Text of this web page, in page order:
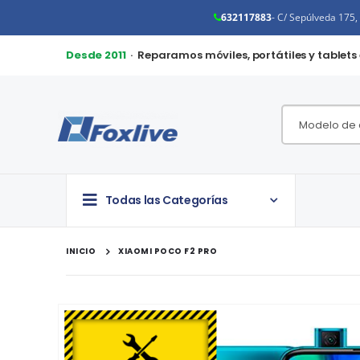
632117883- C/ Sepúlveda
Desde 2011· Reparamos móviles, portátiles y tablets
Todas las Categorías
INICIO XIAOMI POCO F2 PRO
Saltar
al
final